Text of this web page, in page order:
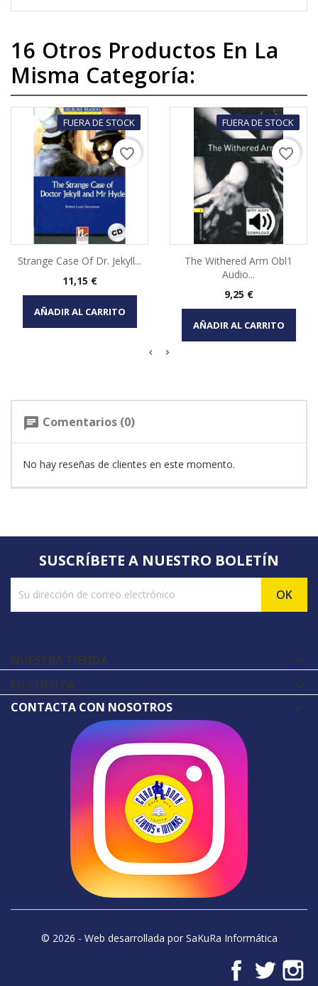
16 Otros Productos En La
Misma Categoría:
FUERA DE STOCK
Strange Case Of Dr. Jekyll...
Precio
11,15 €
AÑADIR AL CARRITO
favorite_border
FUERA DE STOCK
The Withered Arm Obl1
Audio...
Precio
9,25 €
AÑADIR AL CARRITO
favorite_border
chat Comentarios (0)
No hay reseñas de clientes en este momento.
SUSCRÍBETE A NUESTRO BOLETÍN
NUESTRA TIENDA 
MI CUENTA 
CONTACTA CON NOSOTROS
© 2026 - Web desarrollada por SaKuRa Informática